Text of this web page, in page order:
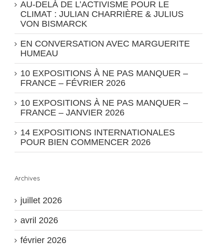
AU-DELÀ DE L’ACTIVISME POUR LE
CLIMAT : JULIAN CHARRIÈRE & JULIUS
VON BISMARCK
EN CONVERSATION AVEC MARGUERITE
HUMEAU
10 EXPOSITIONS À NE PAS MANQUER –
FRANCE – FÉVRIER 2026
10 EXPOSITIONS À NE PAS MANQUER –
FRANCE – JANVIER 2026
14 EXPOSITIONS INTERNATIONALES
POUR BIEN COMMENCER 2026
Archives
juillet 2026
avril 2026
février 2026